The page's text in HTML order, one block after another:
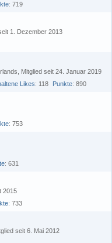
719
1. Dezember 2013
Mitglied seit 24. Januar 2019
Likes 118 Punkte 890
753
631
2015
733
seit 6. Mai 2012